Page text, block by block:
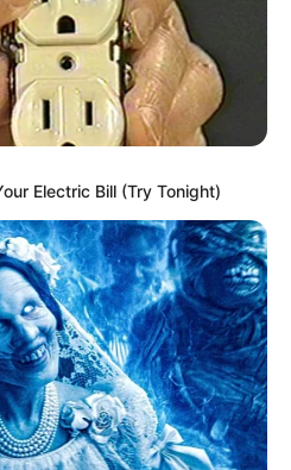
Electric Bill (Try Tonight)